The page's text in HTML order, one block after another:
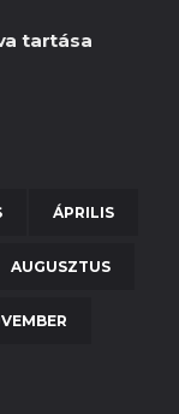
tartása
ÁPRILIS
AUGUSZTUS